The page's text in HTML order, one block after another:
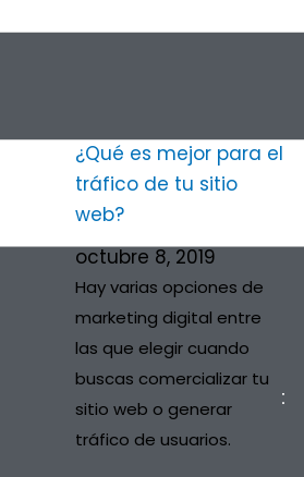
¿Qué es mejor para el
tráfico de tu sitio
web?
octubre 8, 2019
Hay varias opciones de
marketing digital entre
las que elegir cuando
buscas comercializar tu
sitio web o generar
tráfico de usuarios.